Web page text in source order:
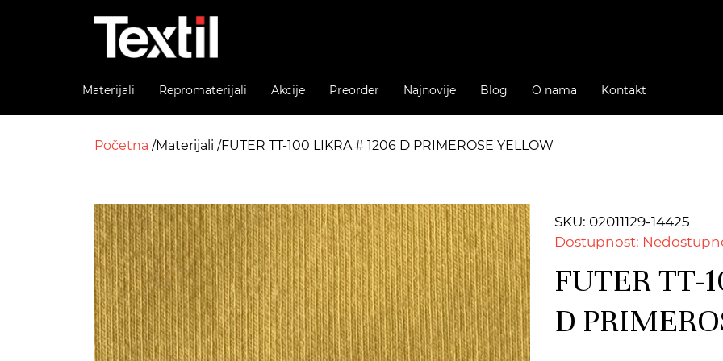
Materijali Repromaterijali Akcije Preorder Najnovije Blog O nama Kontakt
Početna Materijali FUTER TT-100 LIKRA # 1206 D PRIMEROSE YELLOW
SKU: 02011129-14425
Dostupnost:
FUTER TT-
D